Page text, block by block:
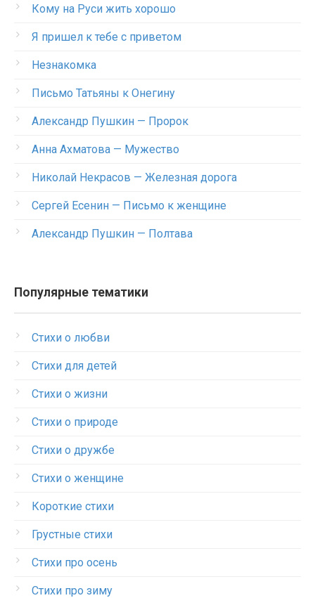
Кому на Руси жить хорошо
Я пришел к тебе с приветом
Незнакомка
Письмо Татьяны к Онегину
Александр Пушкин — Пророк
Анна Ахматова — Мужество
Николай Некрасов — Железная дорога
Сергей Есенин — Письмо к женщине
Александр Пушкин — Полтава
Популярные тематики
Стихи о любви
Стихи для детей
Стихи о жизни
Стихи о природе
Стихи о дружбе
Стихи о женщине
Короткие стихи
Грустные стихи
Стихи про осень
Стихи про зиму